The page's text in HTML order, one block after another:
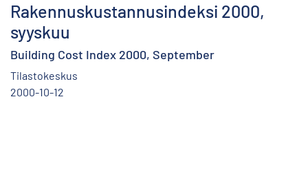
Rakennuskustannusindeksi 2000,
syyskuu
Building Cost Index 2000, September
Tilastokeskus
2000-10-12